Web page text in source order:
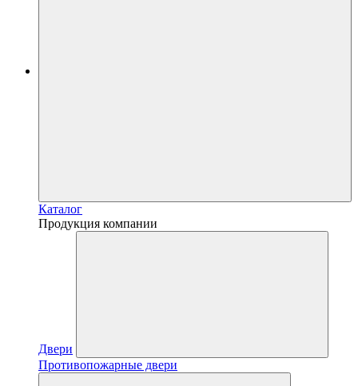
Каталог
Продукция компании
Двери
Противопожарные двери